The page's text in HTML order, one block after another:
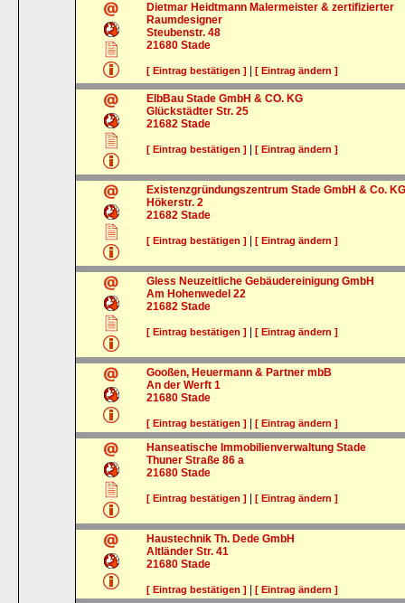
Dietmar Heidtmann Malermeister & zertifizierter
Raumdesigner
Steubenstr. 48
21680 Stade
[ Eintrag bestätigen ] |[ Eintrag ändern ]
ElbBau Stade GmbH & CO. KG
Glückstädter Str. 25
21682 Stade
[ Eintrag bestätigen ] |[ Eintrag ändern ]
Existenzgründungszentrum Stade GmbH & Co.
Hökerstr. 2
21682 Stade
[ Eintrag bestätigen ] |[ Eintrag ändern ]
Gless Neuzeitliche Gebäudereinigung GmbH
Am Hohenwedel 22
21682 Stade
[ Eintrag bestätigen ] |[ Eintrag ändern ]
Gooßen, Heuermann & Partner mbB
An der Werft 1
21680 Stade
[ Eintrag bestätigen ] |[ Eintrag ändern ]
Hanseatische Immobilienverwaltung Stade
Thuner Straße 86 a
21680 Stade
[ Eintrag bestätigen ] |[ Eintrag ändern ]
Haustechnik Th. Dede GmbH
Altländer Str. 41
21680 Stade
[ Eintrag bestätigen ] |[ Eintrag ändern ]